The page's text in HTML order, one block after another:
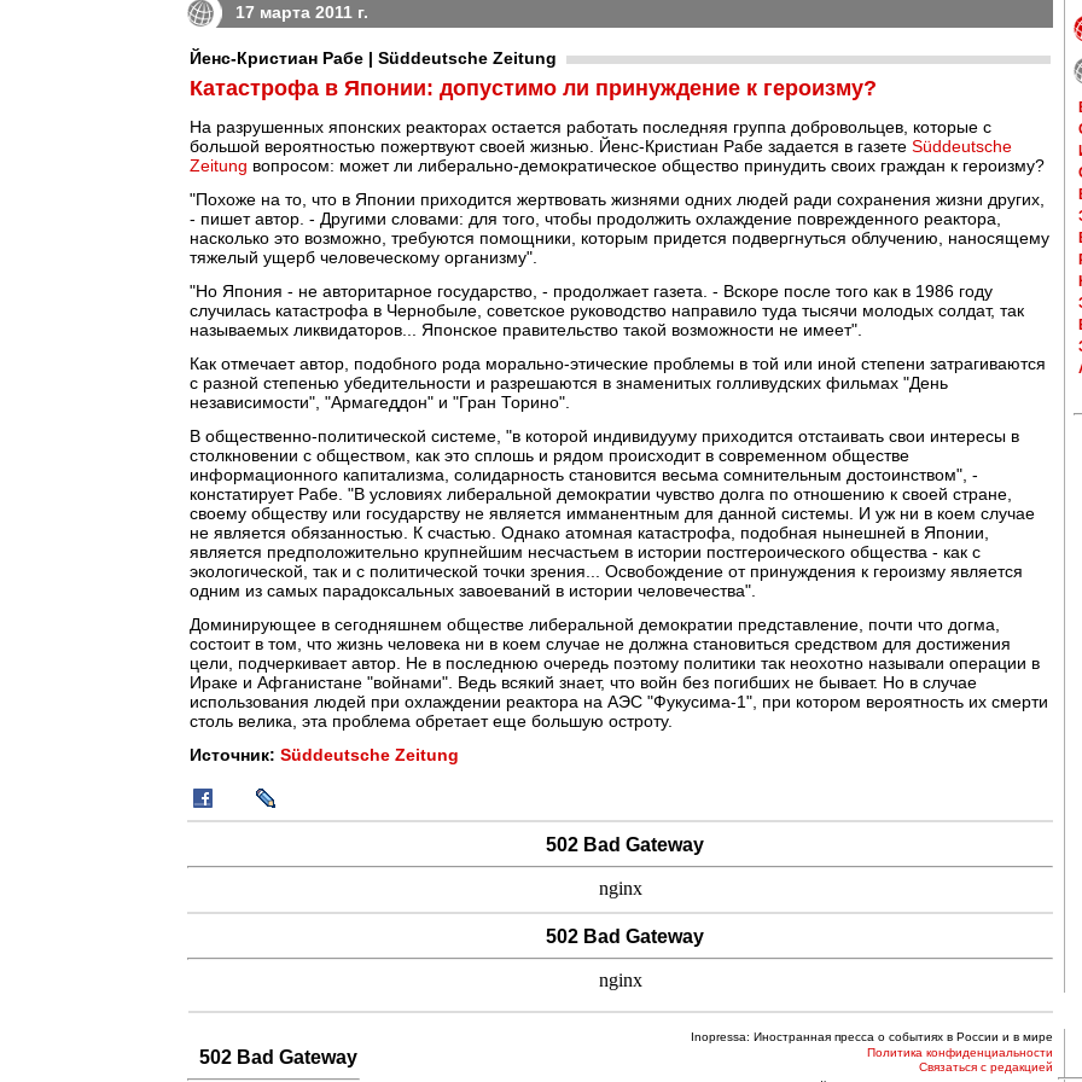
17 марта 2011 г.
Йенс-Кристиан Рабе | Süddeutsche Zeitung
Катастрофа в Японии: допустимо ли принуждение к героизму?
На разрушенных японских реакторах остается работать последняя группа добровольцев, которые с
большой вероятностью пожертвуют своей жизнью. Йенс-Кристиан Рабе задается в газете Süddeutsche
Zeitung вопросом: может ли либерально-демократическое общество принудить своих граждан к героизму?
"Похоже на то, что в Японии приходится жертвовать жизнями одних людей ради сохранения жизни других,
- пишет автор. - Другими словами: для того, чтобы продолжить охлаждение поврежденного реактора,
насколько это возможно, требуются помощники, которым придется подвергнуться облучению, наносящему
тяжелый ущерб человеческому организму".
"Но Япония - не авторитарное государство, - продолжает газета. - Вскоре после того как в 1986 году
случилась катастрофа в Чернобыле, советское руководство направило туда тысячи молодых солдат, так
называемых ликвидаторов... Японское правительство такой возможности не имеет".
Как отмечает автор, подобного рода морально-этические проблемы в той или иной степени затрагиваются
с разной степенью убедительности и разрешаются в знаменитых голливудских фильмах "День
независимости", "Армагеддон" и "Гран Торино".
В общественно-политической системе, "в которой индивидууму приходится отстаивать свои интересы в
столкновении с обществом, как это сплошь и рядом происходит в современном обществе
информационного капитализма, солидарность становится весьма сомнительным достоинством", -
констатирует Рабе. "В условиях либеральной демократии чувство долга по отношению к своей стране,
своему обществу или государству не является имманентным для данной системы. И уж ни в коем случае
не является обязанностью. К счастью. Однако атомная катастрофа, подобная нынешней в Японии,
является предположительно крупнейшим несчастьем в истории постгероического общества - как с
экологической, так и с политической точки зрения... Освобождение от принуждения к героизму является
одним из самых парадоксальных завоеваний в истории человечества".
Доминирующее в сегодняшнем обществе либеральной демократии представление, почти что догма,
состоит в том, что жизнь человека ни в коем случае не должна становиться средством для достижения
цели, подчеркивает автор. Не в последнюю очередь поэтому политики так неохотно называли операции в
Ираке и Афганистане "войнами". Ведь всякий знает, что войн без погибших не бывает. Но в случае
использования людей при охлаждении реактора на АЭС "Фукусима-1", при котором вероятность их смерти
столь велика, эта проблема обретает еще большую остроту.
Источник: Süddeutsche Zeitung
502 Bad Gateway
nginx
502 Bad Gateway
nginx
502 Bad Gateway
Inopressa: Иностранная пресса о событиях в России и в мире
Политика конфиденциальности
Связаться с редакцией